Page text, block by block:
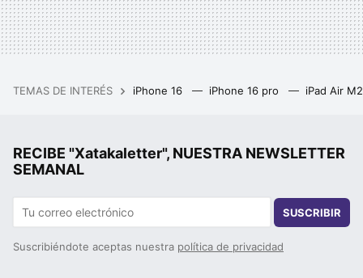
TEMAS DE INTERÉS iPhone 16 iPhone 16 pro iPad Air
RECIBE "Xatakaletter", NUESTRA NEWSLETTER
SEMANAL
SUSCRIBIR
Suscribiéndote aceptas nuestra política de privacidad